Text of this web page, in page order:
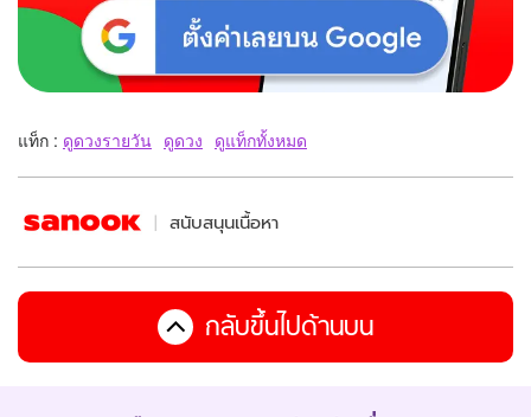
แท็ก : ดูดวงรายวัน ดูดวง ดูแท็กทั้งหมด
สนับสนุนเนื้อหา
กลับขึ้นไปด้านบน